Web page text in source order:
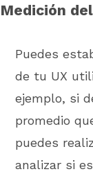
Medición
Puedes
de tu UX
ejemplo, si
promedio
puedes
analizar si